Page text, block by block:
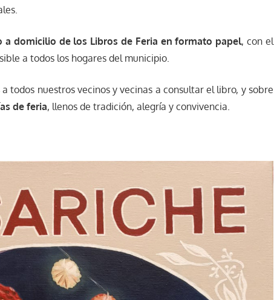
a domicilio de los Libros de Feria en formato papel, con el
a todos los hogares del municipio.
todos nuestros vecinos y vecinas a consultar el libro, y sobre
de feria, llenos de tradición, alegría y convivencia.